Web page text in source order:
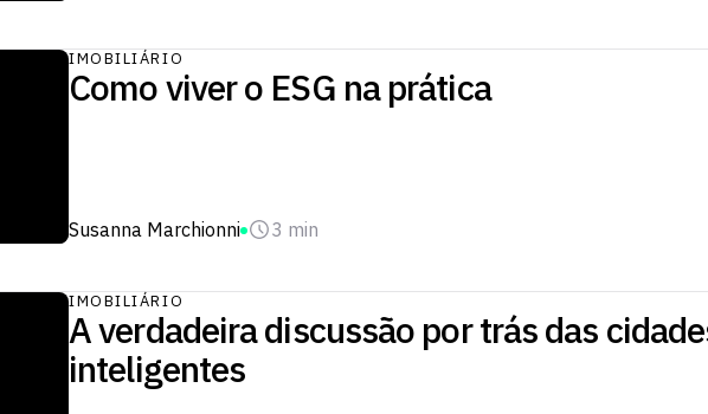
IMOBILIÁRIO
Como viver o ESG na prática
Susanna Marchionni 3 min
IMOBILIÁRIO
A verdadeira discussão por trás das
inteligentes